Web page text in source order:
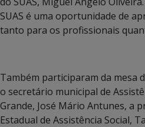
SUAS é uma oportunidade de
tanto para os profissionais
Também participaram da mesa
o secretário municipal de
Grande, José Mário Antunes, a
Estadual de Assistência Social,